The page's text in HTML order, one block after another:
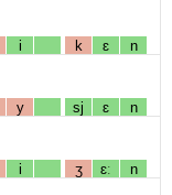
i k ɛ n
y sj ɛ n
i ʒ ɛː n